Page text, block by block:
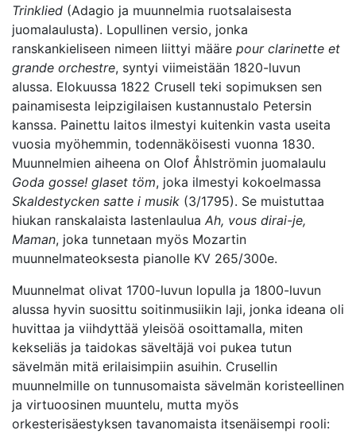
Trinklied (Adagio ja muunnelmia ruotsalaisesta
juomalaulusta). Lopullinen versio, jonka
ranskankieliseen nimeen liittyi määre pour clarinette et
grande orchestre, syntyi viimeistään 1820-luvun
alussa. Elokuussa 1822 Crusell teki sopimuksen sen
painamisesta leipzigilaisen kustannustalo Petersin
kanssa. Painettu laitos ilmestyi kuitenkin vasta useita
vuosia myöhemmin, todennäköisesti vuonna 1830.
Muunnelmien aiheena on Olof Åhlströmin juomalaulu
Goda gosse! glaset töm, joka ilmestyi kokoelmassa
Skaldestycken satte i musik (3/1795). Se muistuttaa
hiukan ranskalaista lastenlaulua Ah, vous dirai-je,
Maman, joka tunnetaan myös Mozartin
muunnelmateoksesta pianolle KV 265/300e.
Muunnelmat olivat 1700-luvun lopulla ja 1800-luvun
alussa hyvin suosittu soitinmusiikin laji, jonka ideana oli
huvittaa ja viihdyttää yleisöä osoittamalla, miten
kekseliäs ja taidokas säveltäjä voi pukea tutun
sävelmän mitä erilaisimpiin asuihin. Crusellin
muunnelmille on tunnusomaista sävelmän koristeellinen
ja virtuoosinen muuntelu, mutta myös
orkesterisäestyksen tavanomaista itsenäisempi rooli: